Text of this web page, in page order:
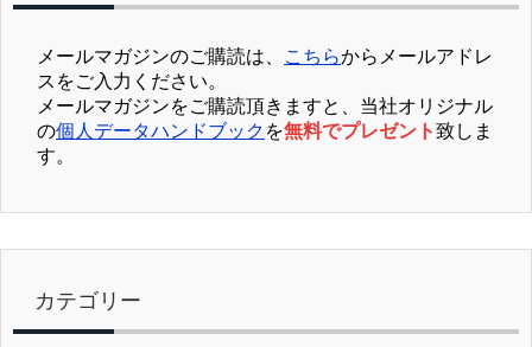
メールマガジンのご購読は、 こちらからメールアドレ
スをご入力ください。
メールマガジンをご購読頂きますと、当社オリジナル
の個人データハンドブック を無料でプレゼント致しま
す。
カテゴリー